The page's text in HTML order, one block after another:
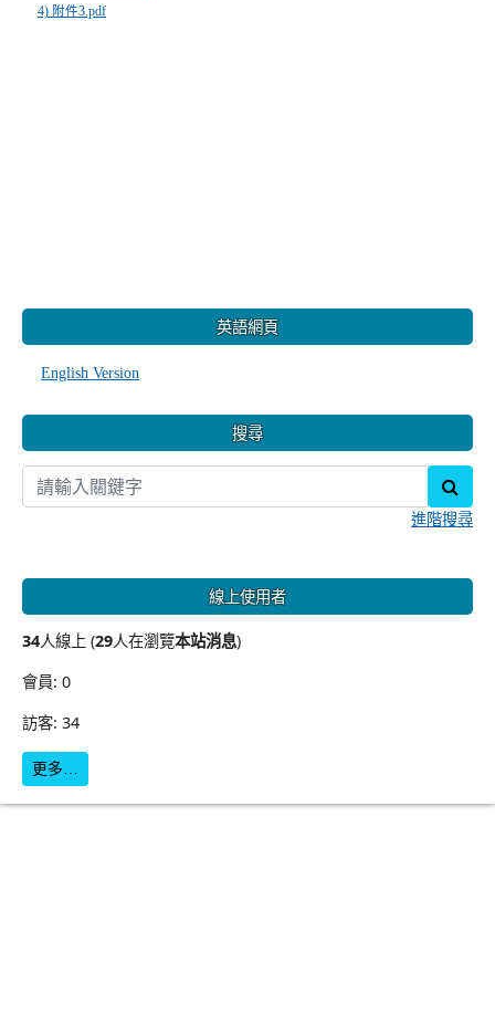
4) 附件3.pdf
英語網頁
English Version
搜尋
進階搜尋
線上使用者
34人線上 (29人在瀏覽本站消息)
會員: 0
訪客: 34
更多…